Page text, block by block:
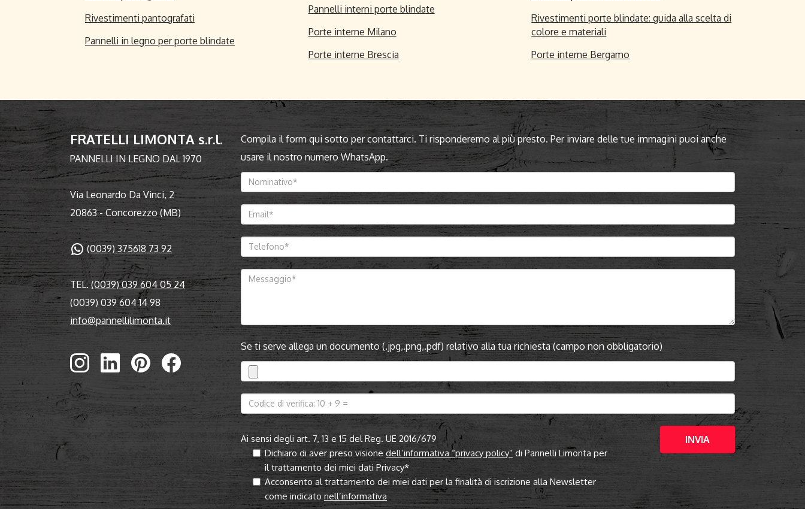
Rivestimenti pantografati
Pannelli in legno per porte blindate
Pannelli interni porte blindate
Porte interne Milano
Porte interne Brescia
Rivestimenti porte blindate: guida alla scelta di
colore e materiali
Porte interne Bergamo
FRATELLI LIMONTA s.r.l.
PANNELLI IN LEGNO DAL 1970
Via Leonardo Da Vinci, 2
20863 - Concorezzo (MB)
(0039) 375618 73 92
TEL.(0039) 039 604 05 24
(0039) 039 604 14 98
info@pannellilimonta.it
Compila il form qui sotto per contattarci. Ti risponderemo al più presto. Per inviare delle tue immagini puoi anche
usare il nostro numero WhatsApp.
Se ti serve allega un documento (.jpg,.png,.pdf) relativo alla tua richiesta (campo non obbligatorio)
Ai sensi degli art. 7, 13 e 15 del Reg. UE 2016/679
Dichiaro di aver preso visionedell’informativa “privacy policy” di Pannelli Limonta per
il trattamento dei miei dati Privacy*
Acconsento al trattamento dei miei dati per la finalità di iscrizione alla Newsletter
come indicato nell’informativa
INVIA